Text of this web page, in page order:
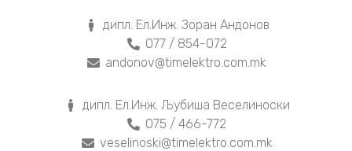
дипл. Ел.Инж. Зоран Андонов
077 / 854-072
andonov@timelektro.com.mk
дипл. Ел.Инж. Љубиша Веселиноски
075 / 466-772
veselinoski@timelektro.com.mk